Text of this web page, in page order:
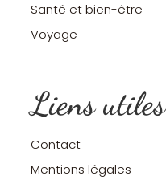
Santé et bien-être
Voyage
Liens utiles
Contact
Mentions légales